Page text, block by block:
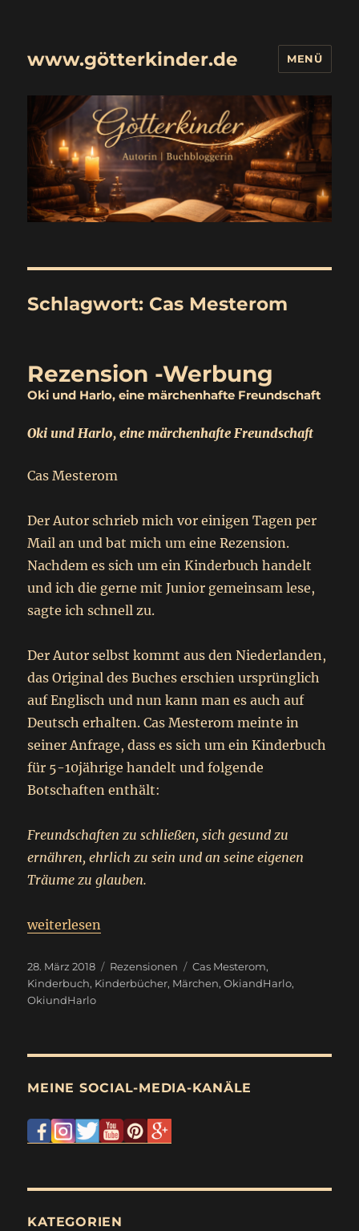
www.götterkinder.de MENÜ
Schlagwort: Cas Mesterom
Rezension -Werbung
Oki und Harlo, eine märchenhafte Freundschaft
Oki und Harlo, eine märchenhafte Freundschaft
Cas Mesterom
Der Autor schrieb mich vor einigen Tagen per
Mail an und bat mich um eine Rezension.
Nachdem es sich um ein Kinderbuch handelt
und ich die gerne mit Junior gemeinsam lese,
sagte ich schnell zu.
Der Autor selbst kommt aus den Niederlanden,
das Original des Buches erschien ursprünglich
auf Englisch und nun kann man es auch auf
Deutsch erhalten. Cas Mesterom meinte in
seiner Anfrage, dass es sich um ein Kinderbuch
für 5-10jährige handelt und folgende
Botschaften enthält:
Freundschaften zu schließen, sich gesund zu
ernähren, ehrlich zu sein und an seine eigenen
Träume zu glauben.
„Rezension -Werbung
weiterlesen
Veröffentlicht
am
28. März 2018 Kategorien
Rezensionen Schlagwörter
Cas Mesterom,
Kinderbuch, Kinderbücher, Märchen,OkiandHarlo,
OkiundHarlo
MEINE SOCIAL-MEDIA-KANÄLE
KATEGORIEN